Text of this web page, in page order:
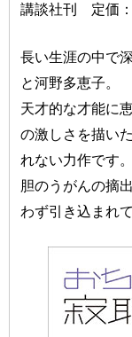
講談社刊 定価
長い生涯の中で
と河野多恵子。
天才的な才能に
の激しさを描い
れない力作です。
胆のうがんの摘
わず引き込まれ